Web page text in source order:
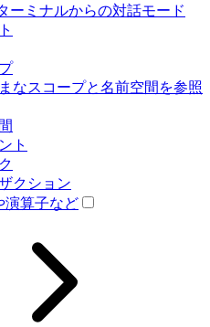
ーミナルからの対話モード
なスコープと名前空間を参照
ト
クション
演算子など